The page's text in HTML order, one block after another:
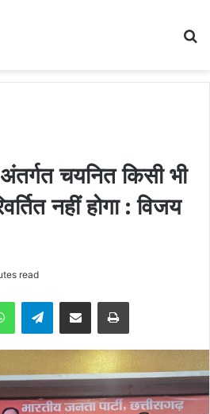
चयनित किसी भी
नहीं होगा : विजय
read
Telegram